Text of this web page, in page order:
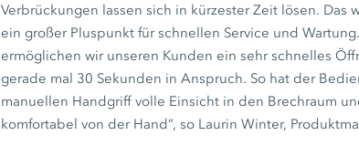
Verbrückungen lassen sich in kürzester Zeit lösen.
ein großer Pluspunkt für schnellen Service und
ermöglichen wir unseren Kunden ein sehr schnelles
gerade mal 30 Sekunden in Anspruch. So hat der
manuellen Handgriff volle Einsicht in den Brechraum
komfortabel von der Hand“, so Laurin Winter,